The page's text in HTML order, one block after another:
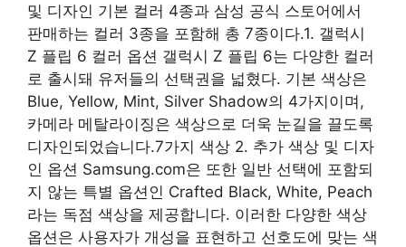
및 디자인 기본 컬러 4종과 삼성 공식 스토어에서
판매하는 컬러 3종을 포함해 총 7종이다.1. 갤럭시
Z 플립 6 컬러 옵션 갤럭시 Z 플립 6는 다양한 컬러
로 출시돼 유저들의 선택권을 넓혔다. 기본 색상은
Blue, Yellow, Mint, Silver Shadow의 4가지이며,
카메라 메탈라이징은 색상으로 더욱 눈길을 끌도록
디자인되었습니다.7가지 색상 2. 추가 색상 및 디자
인 옵션 Samsung.com은 또한 일반 선택에 포함되
지 않는 특별 옵션인 Crafted Black, White, Peach
라는 독점 색상을 제공합니다. 이러한 다양한 색상
옵션은 사용자가 개성을 표현하고 선호도에 맞는 색